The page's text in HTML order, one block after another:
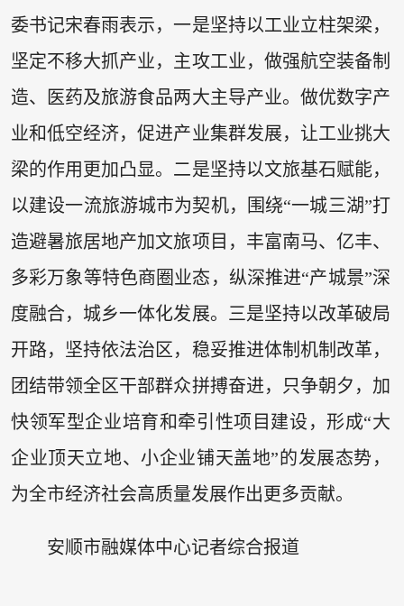
委书记宋春雨表示，一是坚持以工业立柱架梁，
坚定不移大抓产业，主攻工业，做强航空装备制
造、医药及旅游食品两大主导产业。做优数字产
业和低空经济，促进产业集群发展，让工业挑大
梁的作用更加凸显。二是坚持以文旅基石赋能，
以建设一流旅游城市为契机，围绕“一城三湖”打
造避暑旅居地产加文旅项目，丰富南马、亿丰、
多彩万象等特色商圈业态，纵深推进“产城景”深
度融合，城乡一体化发展。三是坚持以改革破局
开路，坚持依法治区，稳妥推进体制机制改革，
团结带领全区干部群众拼搏奋进，只争朝夕，加
快领军型企业培育和牵引性项目建设，形成“大
企业顶天立地、小企业铺天盖地”的发展态势，
为全市经济社会高质量发展作出更多贡献。
安顺市融媒体中心记者综合报道